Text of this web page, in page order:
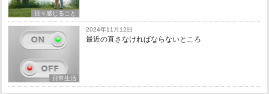
日々感じること
日常生活
2024年11月12日
最近の直さなければならないところ